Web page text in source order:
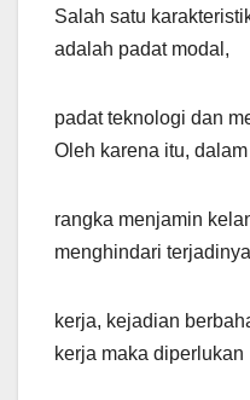
Salah satu
adalah padat modal,
padat teknologi dan
Oleh karena itu, dalam
rangka menjamin
menghindari
kerja, kejadian
kerja maka diperlukan